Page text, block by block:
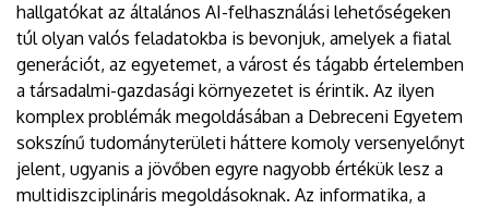
hallgatókat az általános AI-felhasználási lehetőségeken
túl olyan valós feladatokba is bevonjuk, amelyek a fiatal
generációt, az egyetemet, a várost és tágabb értelemben
a társadalmi-gazdasági környezetet is érintik. Az ilyen
komplex problémák megoldásában a Debreceni Egyetem
sokszínű tudományterületi háttere komoly versenyelőnyt
jelent, ugyanis a jövőben egyre nagyobb értékük lesz a
multidiszciplináris megoldásoknak. Az informatika, a